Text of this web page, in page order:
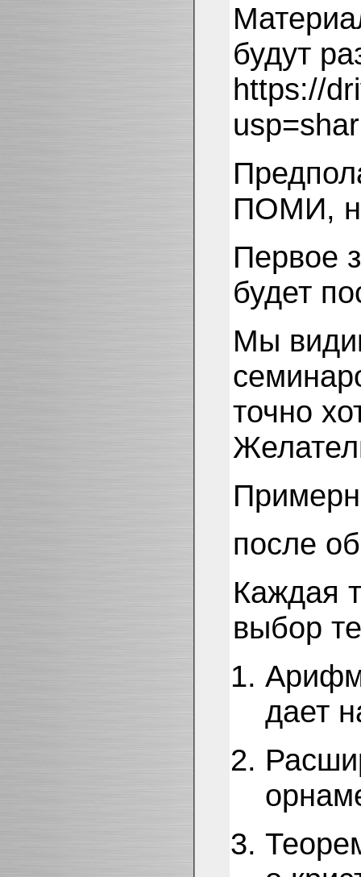
будут
https://
ПОМИ,
Первое
будет
Мы
точно
после
Каждая
выбор
дает